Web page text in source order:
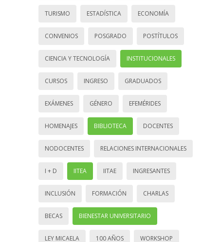
TURISMO ESTADÍSTICA ECONOMÍA
CONVENIOS POSGRADO POSTÍTULOS
CIENCIA Y TECNOLOGÍA INSTITUCIONALES
CURSOS INGRESO GRADUADOS
EXÁMENES GÉNERO EFEMÉRIDES
HOMENAJES BIBLIOTECA DOCENTES
NODOCENTES RELACIONES INTERNACIONALES
I + D IITEA IITAE INGRESANTES
INCLUSIÓN FORMACIÓN CHARLAS
BECAS BIENESTAR UNIVERSITARIO
LEY MICAELA 100 AÑOS WORKSHOP